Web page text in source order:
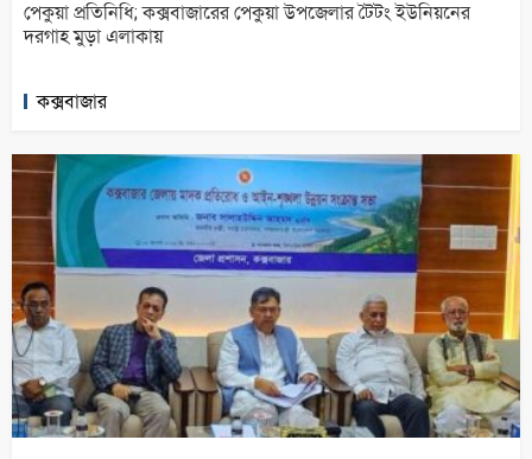
পেকুয়া প্রতিনিধি; কক্সবাজারের পেকুয়া উপজেলার টৈটং ইউনিয়নের
দরগাহ মুড়া এলাকায়
কক্সবাজার